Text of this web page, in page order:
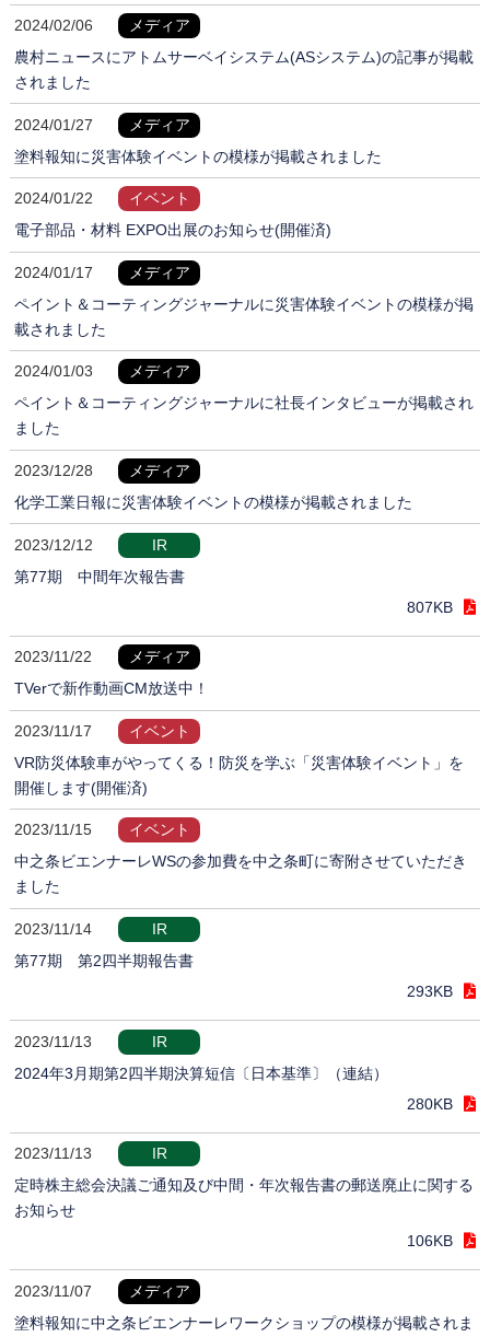
2024/02/06
メディア
農村ニュースにアトムサーベイシステム(ASシステム)の記事が掲載
されました
2024/01/27
メディア
塗料報知に災害体験イベントの模様が掲載されました
2024/01/22
イベント
電子部品・材料 EXPO出展のお知らせ(開催済)
2024/01/17
メディア
ペイント＆コーティングジャーナルに災害体験イベントの模様が掲
載されました
2024/01/03
メディア
ペイント＆コーティングジャーナルに社長インタビューが掲載され
ました
2023/12/28
メディア
化学工業日報に災害体験イベントの模様が掲載されました
2023/12/12
IR
第77期 中間年次報告書
807KB
2023/11/22
メディア
TVerで新作動画CM放送中！
2023/11/17
イベント
VR防災体験車がやってくる！防災を学ぶ「災害体験イベント」を
開催します(開催済)
2023/11/15
イベント
中之条ビエンナーレWSの参加費を中之条町に寄附させていただき
ました
2023/11/14
IR
第77期 第2四半期報告書
293KB
2023/11/13
IR
2024年3月期第2四半期決算短信〔日本基準〕（連結）
280KB
2023/11/13
IR
定時株主総会決議ご通知及び中間・年次報告書の郵送廃止に関する
お知らせ
106KB
2023/11/07
メディア
塗料報知に中之条ビエンナーレワークショップの模様が掲載されま